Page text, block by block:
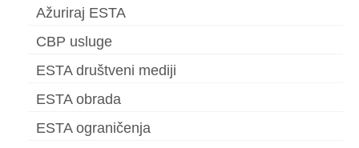
Ažuriraj ESTA
CBP usluge
ESTA društveni mediji
ESTA obrada
ESTA ograničenja